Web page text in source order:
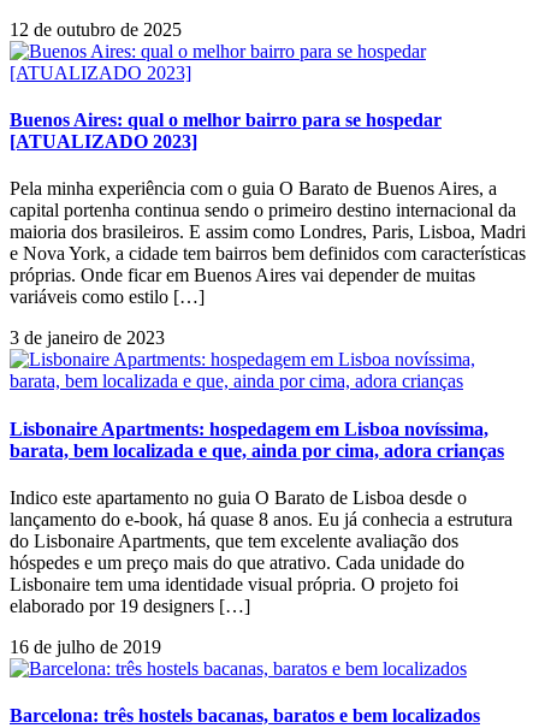
12 de outubro de 2025
Buenos Aires: qual o melhor bairro para se hospedar
[ATUALIZADO 2023]
Pela minha experiência com o guia O Barato de Buenos Aires, a
capital portenha continua sendo o primeiro destino internacional da
maioria dos brasileiros. E assim como Londres, Paris, Lisboa, Madri
e Nova York, a cidade tem bairros bem definidos com características
próprias. Onde ficar em Buenos Aires vai depender de muitas
variáveis como estilo […]
3 de janeiro de 2023
Lisbonaire Apartments: hospedagem em Lisboa novíssima,
barata, bem localizada e que, ainda por cima, adora crianças
Indico este apartamento no guia O Barato de Lisboa desde o
lançamento do e-book, há quase 8 anos. Eu já conhecia a estrutura
do Lisbonaire Apartments, que tem excelente avaliação dos
hóspedes e um preço mais do que atrativo. Cada unidade do
Lisbonaire tem uma identidade visual própria. O projeto foi
elaborado por 19 designers […]
16 de julho de 2019
Barcelona: três hostels bacanas, baratos e bem localizados